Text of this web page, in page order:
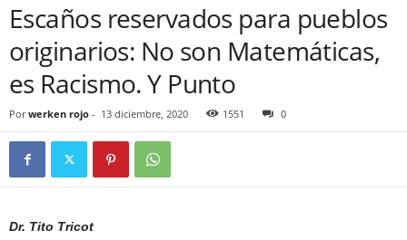
Escaños reservados para pueblos
originarios: No son Matemáticas,
es Racismo. Y Punto
Por werken rojo - 13 diciembre, 2020 1551 0
Dr. Tito Tricot